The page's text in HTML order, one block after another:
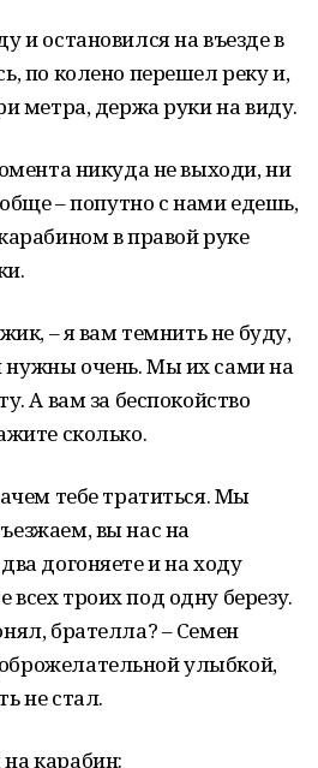
и остановился на въезде в
по колено перешел реку и,
метра, держа руки на виду.
никуда не выходи, ни
– попутно с нами едешь,
в правой руке
– я вам темнить не буду,
очень. Мы их сами на
А вам за беспокойство
сколько.
тебе тратиться. Мы
вы нас на
догоняете и на ходу
троих под одну березу.
брателла? – Семен
улыбкой,
не стал.
карабин: